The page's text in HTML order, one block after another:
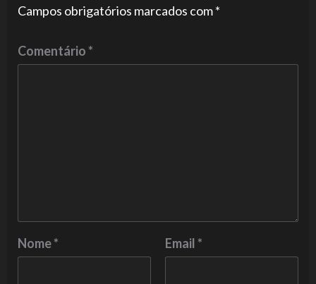
Campos obrigatórios marcados com*
Comentário*
Nome* Email*